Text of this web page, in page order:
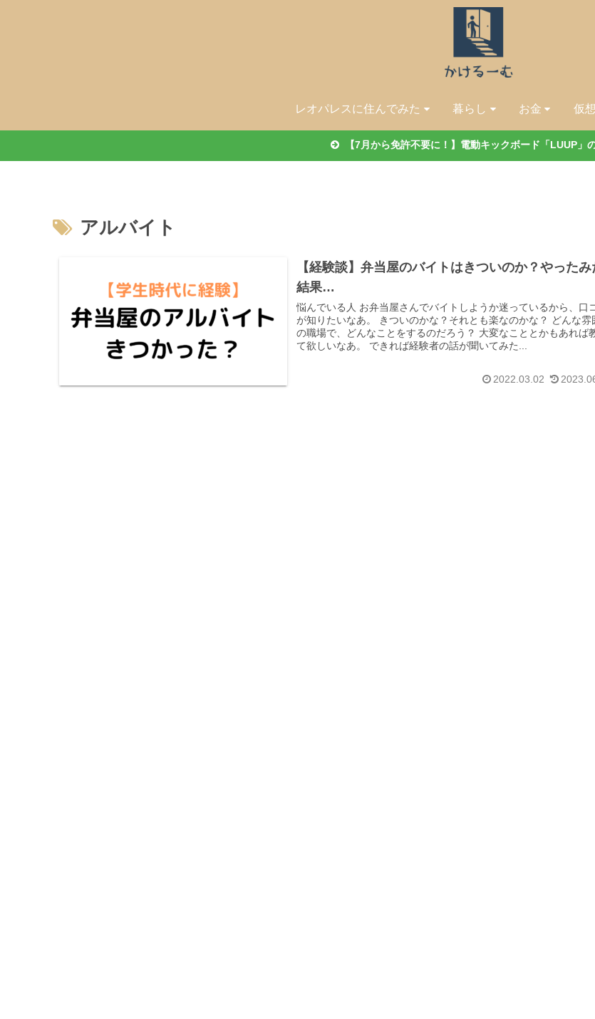
レオパレスに住んでみた 暮らし お金 仮
【7月から免許不要に！】電動キックボード「LUUP」
アルバイト
【経験談】弁当屋のバイトはきついのか？やったみ
結果…
悩んでいる人 お弁当屋さんでバイトしようか迷っているから、口
が知りたいなあ。 きついのかな？それとも楽なのかな？ どんな雰
の職場で、どんなことをするのだろう？ 大変なこととかもあれば
て欲しいなあ。 できれば経験者の話が聞いてみた...
2022.03.02